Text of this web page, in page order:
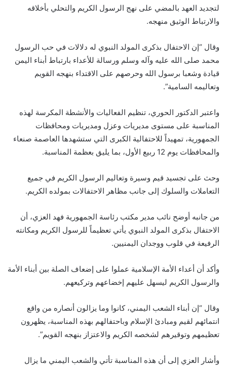
لتجديد العهد بالمضي على نهج الرسول الكريم والتحلي بأخلاقه
والارتباط الوثيق منهجه.
وقال “إن الاحتفال بذكرى المولد النبوي له دلالات في حب الرسول
محمد صلى الله عليه وآله وسلم ورسالة للأعداء بارتباط أبناء اليمن
قيادة وشعبا برسول الله وحرصهم على الاقتداء بنهجه القويم
وتعاليمه السامية”.
واعتبر الدكتور الحوري، تنظيم الفعاليات والأنشطة المكرسة لهذه
المناسبة على مستوى مديريات وعزل ومديريات ومحافظات
الجمهورية، تمهيداً للاحتفالية الكبرى التي ستشهدها العاصمة صنعاء
والمحافظات يوم 12 ربيع الأول، بما يليق بعظمة المناسبة.
وحث على تجسيد قيم وسيرة وتعاليم الرسول الكريم في جميع
التعاملات والسلوك إلى جانب مظاهر الاحتفالات بمولده الكريم.
من جانبه أوضح نائب مدير مكتب رئاسة الجمهورية فهد العزي، أن
الاحتفال بذكرى المولد النبوي يأتي تعظيماً للرسول الكريم ومكانته
الرفيعة في قلوب ووجدان اليمنيين.
وأكد أن أعداء الأمة الإسلامية عملوا على إضعاف الصلة بين أبناء الأمة
والرسول الكريم ليسهل عليهم إخضاعهم وتركيعهم.
وقال “إن أبناء الشعب اليمني، كانوا وما يزالون أنصاره من واقع
انتمائهم لقيم ومبادئ الإسلام وباحتفالهم بهذه المناسبة، يظهرون
تعظيمهم وتوقيرهم لشخصه الكريم والاعتزاز بنهجه القويم”.
وأشار العزي إلى أن هذه المناسبة تأتي والشعب اليمني ما يزال